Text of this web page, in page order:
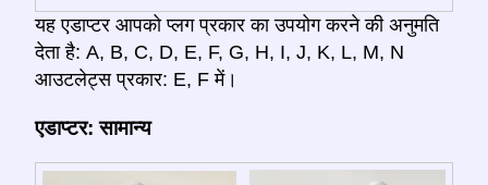
यह एडाप्टर आपको प्लग प्रकार का उपयोग करने की अनुमति
देता है: A, B, C, D, E, F, G, H, I, J, K, L, M, N
आउटलेट्स प्रकार: E, F में।
एडाप्टर: सामान्य